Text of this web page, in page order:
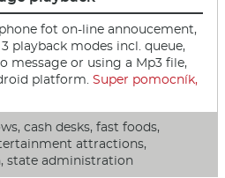
fot on-line annoucement,
playback modes incl. queue,
message or using a Mp3 file,
platform. Super pomocník,
cash desks, fast foods,
attractions,
state administration